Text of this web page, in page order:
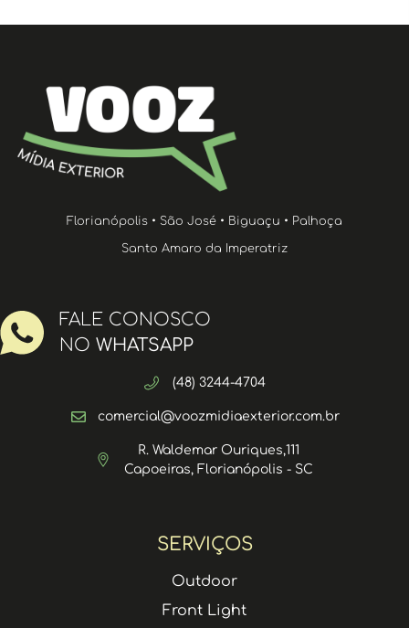
SERVIÇOS
Outdoor
Front Light
Florianópolis • São José • Biguaçu • Palhoça
Santo Amaro da Imperatriz
FALE CONOSCO
NO WHATSAPP
(48) 3244-4704
comercial@voozmidiaexterior.com.br
R. Waldemar Ouriques,111
Capoeiras, Florianópolis - SC